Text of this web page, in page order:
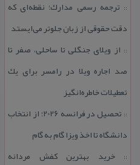
:: ترجمه رسمی مدارك؛ نقطه‌ای كه
دقت حقوقی از زبان جلوتر می‌ایستد
:: از ویلای جنگلی تا ساحلی، صفر تا
صد اجاره ویلا در رامسر برای یك
تعطیلات خاطره‌انگیز
::
تحصیل در فرانسه 2026؛ از انتخاب
دانشگاه تا اخذ ویزا گام به گام
::خرید بهترین كفش مردانه